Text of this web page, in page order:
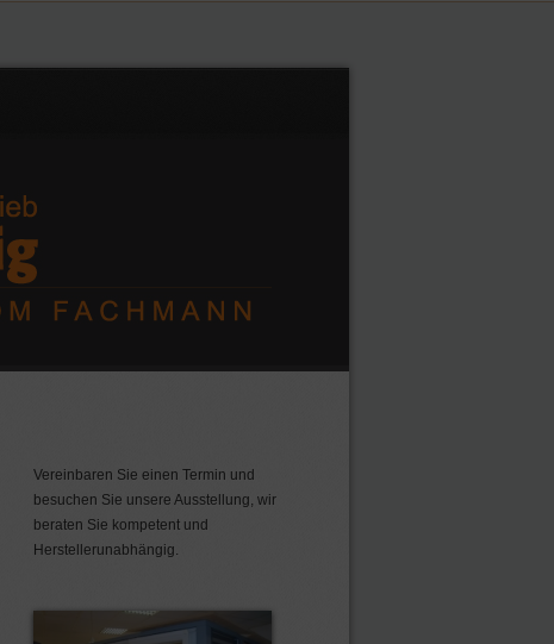
Vereinbaren Sie einen Termin und
besuchen Sie unsere Ausstellung, wir
beraten Sie kompetent und
Herstellerunabhängig.